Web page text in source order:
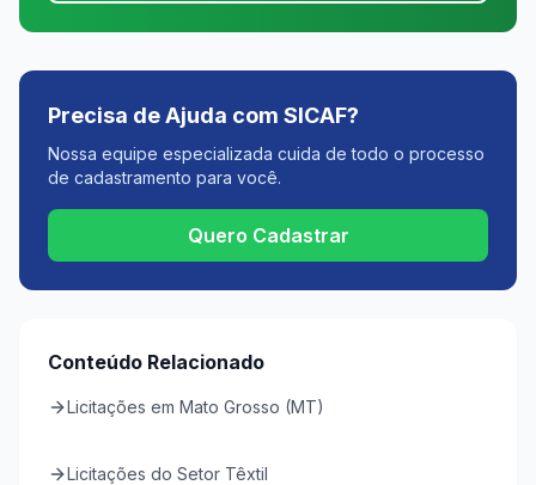
Precisa de Ajuda com SICAF?
Nossa equipe especializada cuida de todo o processo
de cadastramento para você.
Quero Cadastrar
Conteúdo Relacionado
Licitações em Mato Grosso (MT)
Licitações do Setor Têxtil